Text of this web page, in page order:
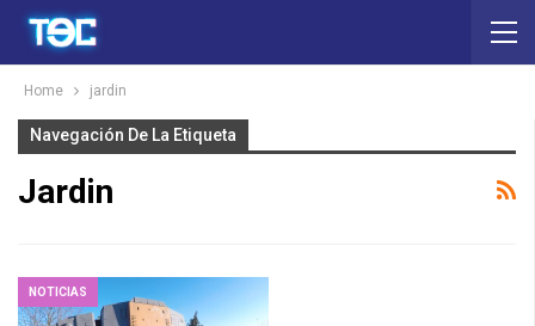
Home jardin
Navegación De La Etiqueta
Jardin
NOTICIAS